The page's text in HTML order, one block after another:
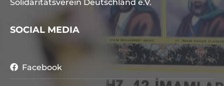
Solidaritätsverein Deutschland e.V.
SOCIAL MEDIA
Facebook